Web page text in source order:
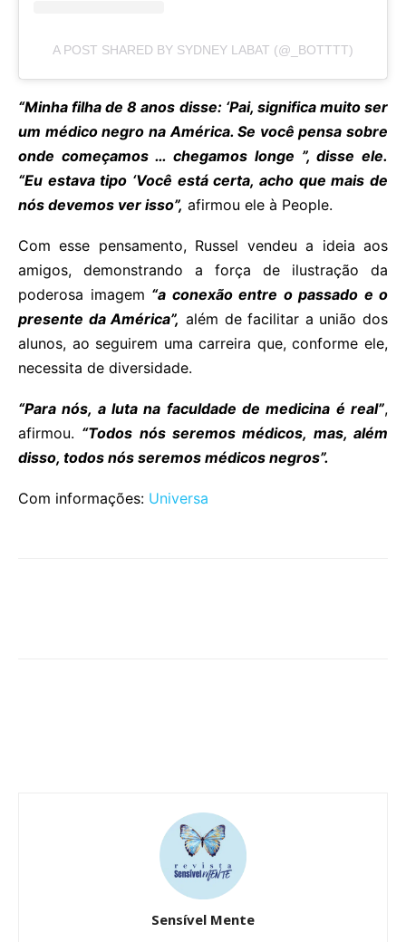
A POST SHARED BY SYDNEY LABAT (@_BOTTTT)
“Minha filha de 8 anos disse: ‘Pai, significa muito ser
um médico negro na América. Se você pensa sobre
onde começamos … chegamos longe ”, disse ele.
“Eu estava tipo ‘Você está certa, acho que mais de
nós devemos ver isso”, afirmou ele à People.
Com esse pensamento, Russel vendeu a ideia aos
amigos, demonstrando a força de ilustração da
poderosa imagem “a conexão entre o passado e o
presente da América”, além de facilitar a união dos
alunos, ao seguirem uma carreira que, conforme ele,
necessita de diversidade.
“Para nós, a luta na faculdade de medicina é real”,
afirmou. “Todos nós seremos médicos, mas, além
disso, todos nós seremos médicos negros”.
Com informações: Universa
Sensível Mente